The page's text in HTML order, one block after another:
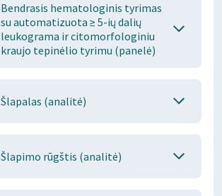
Bendrasis hematologinis tyrimas
su automatizuota ≥ 5-ių dalių
leukograma ir citomorfologiniu
kraujo tepinėlio tyrimu (panelė)
Šlapalas (analitė)
Šlapimo rūgštis (analitė)